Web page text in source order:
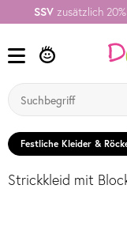
SSV zusätzlich
Festliche Kleider &
Strickkleid mit